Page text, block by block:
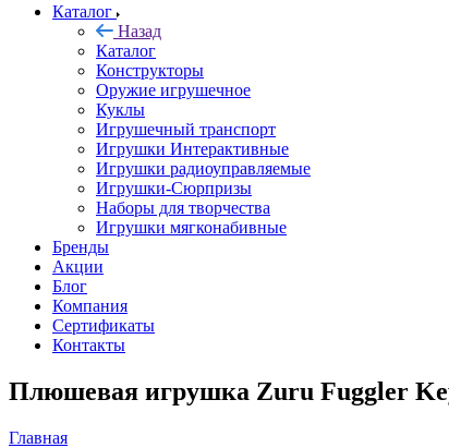
Каталог
Назад
Каталог
Конструкторы
Оружие игрушечное
Куклы
Игрушечный транспорт
Игрушки Интерактивные
Игрушки радиоуправляемые
Игрушки-Сюрпризы
Наборы для творчества
Игрушки мягконабивные
Бренды
Акции
Блог
Компания
Сертификаты
Контакты
Плюшевая игрушка Zuru Fuggler
Главная